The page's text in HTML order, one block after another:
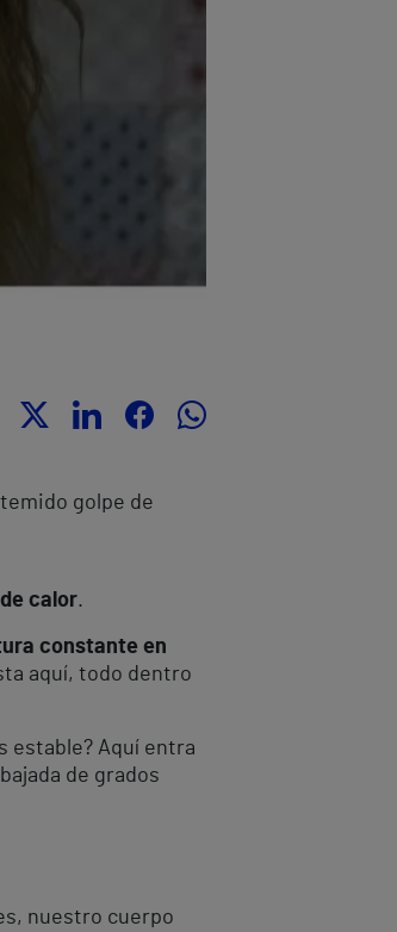
golpe de
calor.
constante en
aquí, todo dentro
estable? Aquí entra
de grados
nuestro cuerpo